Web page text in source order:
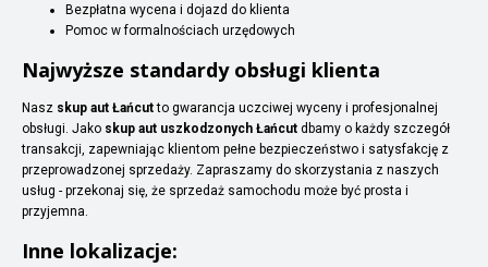
Bezpłatna wycena i dojazd do klienta
Pomoc w formalnościach urzędowych
Najwyższe standardy obsługi klienta
Nasz skup aut Łańcutto gwarancja uczciwej wyceny i profesjonalnej
obsługi. Jako skup aut uszkodzonych Łańcut dbamy o każdy szczegół
transakcji, zapewniając klientom pełne bezpieczeństwo i satysfakcję z
przeprowadzonej sprzedaży. Zapraszamy do skorzystania z naszych
usług - przekonaj się, że sprzedaż samochodu może być prosta i
przyjemna.
Inne lokalizacje: